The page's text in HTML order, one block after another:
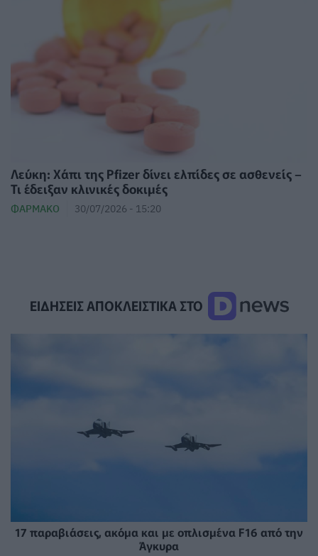
Λεύκη: Χάπι της Pfizer δίνει ελπίδες σε ασθενείς –
Τι έδειξαν κλινικές δοκιμές
ΦΆΡΜΑΚΟ 30/07/2026 - 15:20
ΕΙΔΗΣΕΙΣ ΑΠΟΚΛΕΙΣΤΙΚΑ ΣΤΟ
17 παραβιάσεις, ακόμα και με οπλισμένα F16 από την
Άγκυρα